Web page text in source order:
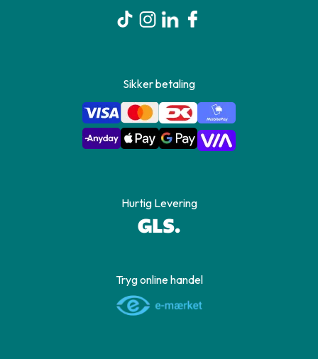
Sikker betaling
Hurtig Levering
Tryg online handel